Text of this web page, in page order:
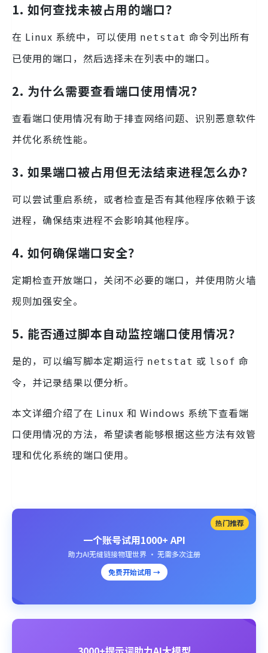
1. 如何查找未被占用的端口？
在 Linux 系统中，可以使用 netstat 命令列出所有
已使用的端口，然后选择未在列表中的端口。
2. 为什么需要查看端口使用情况？
查看端口使用情况有助于排查网络问题、识别恶意软件
并优化系统性能。
3. 如果端口被占用但无法结束进程怎么办？
可以尝试重启系统，或者检查是否有其他程序依赖于该
进程，确保结束进程不会影响其他程序。
4. 如何确保端口安全？
定期检查开放端口，关闭不必要的端口，并使用防火墙
规则加强安全。
5. 能否通过脚本自动监控端口使用情况？
是的，可以编写脚本定期运行 netstat 或 lsof 命
令，并记录结果以便分析。
本文详细介绍了在 Linux 和 Windows 系统下查看端
口使用情况的方法，希望读者能够根据这些方法有效管
理和优化系统的端口使用。
热门推荐
一个账号试用1000+ API
助力AI无缝链接物理世界 · 无需多次注册
免费开始试用 →